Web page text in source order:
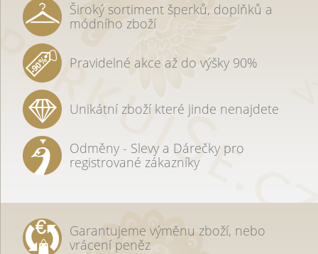
Široký sortiment šperků, doplňků a
módního zboží
Pravidelné akce až do výšky 90%
Unikátní zboží které jinde nenajdete
Odměny - Slevy a Dárečky pro
registrované zákazníky
Garantujeme výměnu zboží, nebo
vrácení peněz